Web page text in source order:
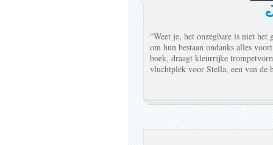
“Weet je, het onzegbare is niet het
om hun bestaan ondanks alles
boek, draagt kleurrijke
vluchtplek voor Stella, een van de